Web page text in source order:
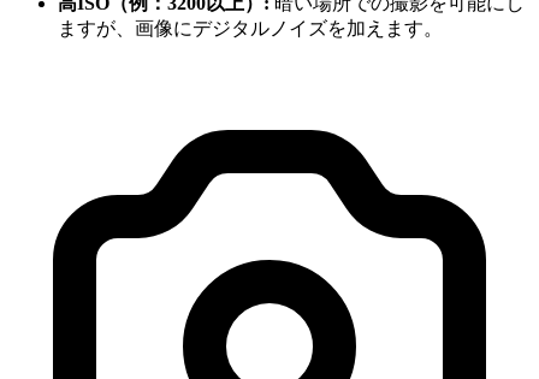
ますが、画像にデジタルノイズを加えます。